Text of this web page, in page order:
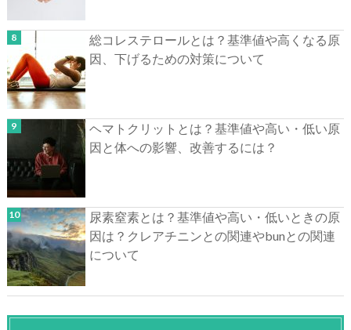
総コレステロールとは？基準値や高くなる原
因、下げるための対策について
ヘマトクリットとは？基準値や高い・低い原
因と体への影響、改善するには？
尿素窒素とは？基準値や高い・低いときの原
因は？クレアチニンとの関連やbunとの関連
について